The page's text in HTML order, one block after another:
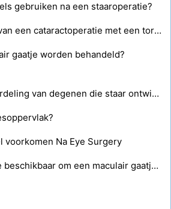
gebruiken na een staaroperatie?
Wat zijn de kosten van een cataractoperatie met een torische lens in India?
gaatje worden behandeld?
Wat is de raciale verdeling van degenen die staar ontwikkelen?
voorkomen Na Eye Surgery
Is er een procedure beschikbaar om een ​​maculair gaatje te repareren?